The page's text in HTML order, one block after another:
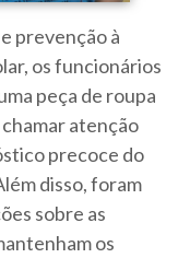
prevenção à
os funcionários
peça de roupa
atenção
precoce do
disso, foram
sobre as
os